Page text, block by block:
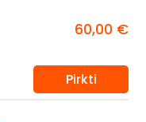
60,00 €
Pirkti